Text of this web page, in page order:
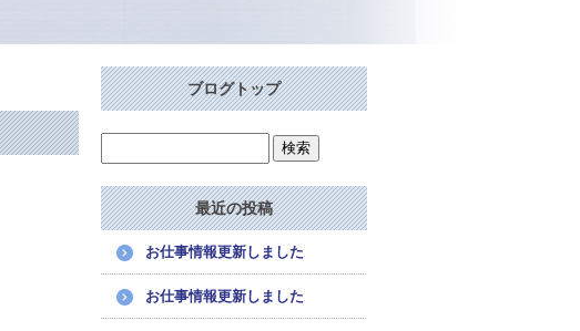
ブログトップ
最近の投稿
お仕事情報更新しました
お仕事情報更新しました